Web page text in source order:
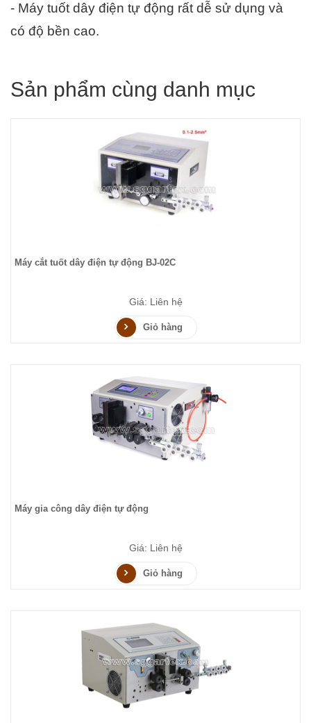
- Máy tuốt dây điện tự động rất dễ sử dụng và
có độ bền cao.
Sản phẩm cùng danh mục
Máy cắt tuốt dây điện tự động BJ-02C
Giá: Liên hệ
Giỏ hàng
Máy gia công dây điện tự động
Giá: Liên hệ
Giỏ hàng